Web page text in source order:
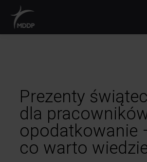
Prezenty
dla
opodatkowanie
co warto